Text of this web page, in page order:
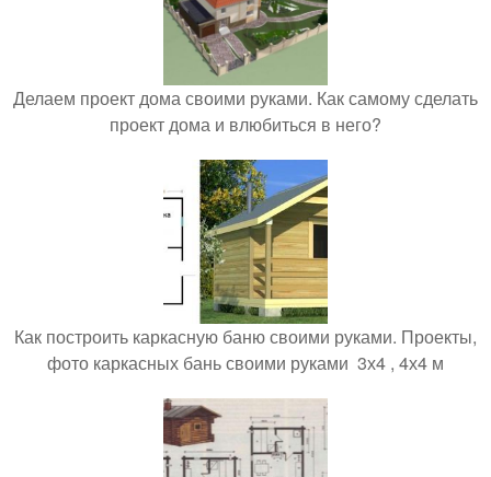
Делаем проект дома своими руками. Как самому сделать
проект дома и влюбиться в него?
Как построить каркасную баню своими руками. Проекты,
фото каркасных бань своими руками 3х4 , 4х4 м